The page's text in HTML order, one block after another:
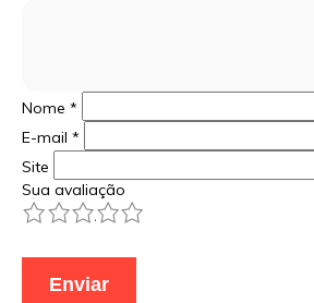
Nome *
E-mail *
Site
Sua avaliação
5
4
3
2